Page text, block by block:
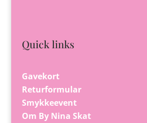
Quick links
Gavekort
Returformular
Smykkeevent
Om By Nina Skat